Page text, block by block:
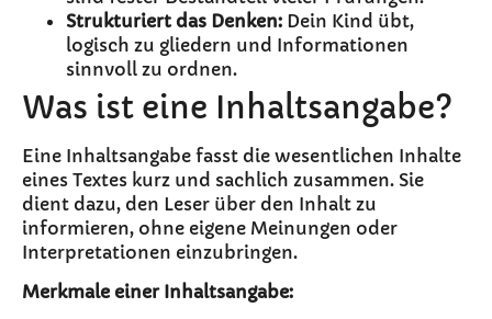
Strukturiert das Denken: Dein Kind übt,
logisch zu gliedern und Informationen
sinnvoll zu ordnen.
Was ist eine Inhaltsangabe?
Eine Inhaltsangabe fasst die wesentlichen Inhalte
eines Textes kurz und sachlich zusammen. Sie
dient dazu, den Leser über den Inhalt zu
informieren, ohne eigene Meinungen oder
Interpretationen einzubringen.
Merkmale einer Inhaltsangabe: